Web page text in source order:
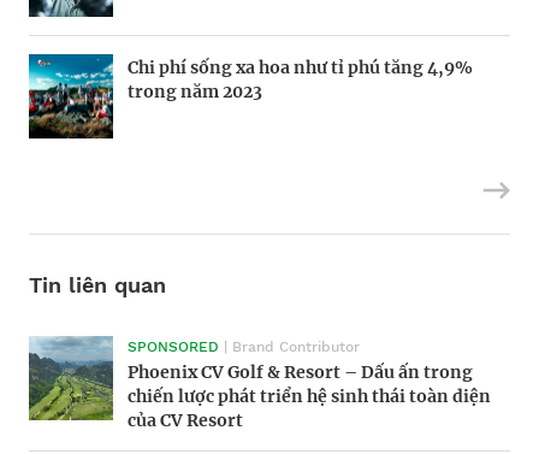
Chi phí sống xa hoa như tỉ phú tăng 4,9%
trong năm 2023
Định vị doanh nghiệp Việt trên bản đồ kinh
tế toàn cầu
Mukesh Ambani sắp chuyển giao quyền
điều hành Reliance Industries cho các con
Tin liên quan
SPONSORED | Brand Contributor
Phoenix CV Golf & Resort – Dấu ấn trong
chiến lược phát triển hệ sinh thái toàn diện
của CV Resort
Morgan Supersport 2025: Siêu xe hiện đại
trong dáng vẻ hoài cổ
Victor Vũ và nghệ thuật cân bằng trong
điện ảnh